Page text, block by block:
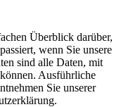
Überblick darüber,
wenn Sie unsere
sind alle Daten, mit
Ausführliche
Sie unserer